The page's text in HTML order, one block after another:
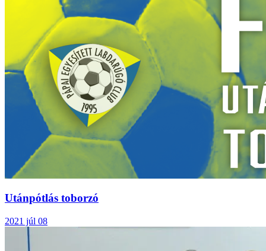
Utánpótlás toborzó
2021 júl 08